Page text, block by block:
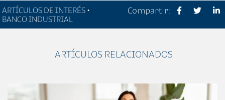
ARTÍCULOS DE INTERÉS •
BANCO INDUSTRIAL
Compartir:
ARTÍCULOS RELACIONADOS